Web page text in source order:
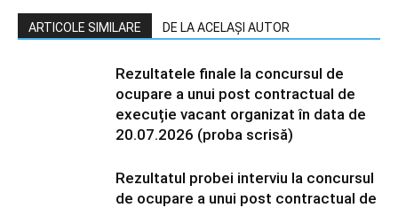
ARTICOLE SIMILARE DE LA ACELAȘI AUTOR
Rezultatele finale la concursul de
ocupare a unui post contractual de
execuție vacant organizat în data de
20.07.2026 (proba scrisă)
Rezultatul probei interviu la concursul
de ocupare a unui post contractual de